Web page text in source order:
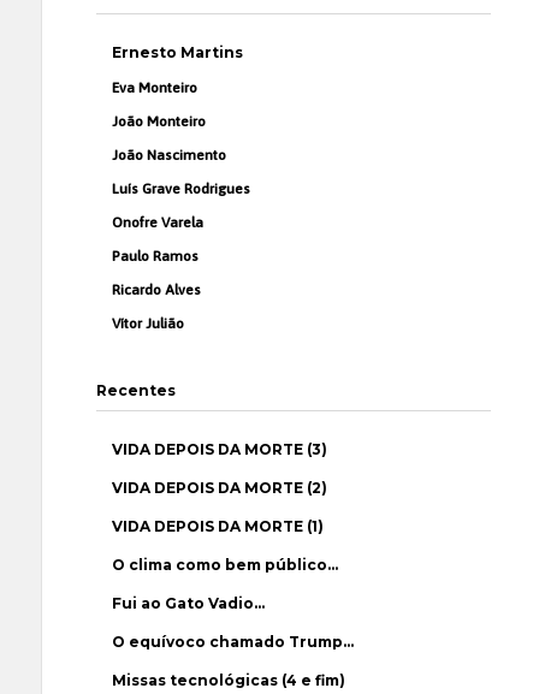
Ernesto Martins
Eva Monteiro
João Monteiro
João Nascimento
Luís Grave Rodrigues
Onofre Varela
Paulo Ramos
Ricardo Alves
Vítor Julião
Recentes
VIDA DEPOIS DA MORTE (3)
VIDA DEPOIS DA MORTE (2)
VIDA DEPOIS DA MORTE (1)
O clima como bem público…
Fui ao Gato Vadio…
O equívoco chamado Trump…
Missas tecnológicas (4 e fim)